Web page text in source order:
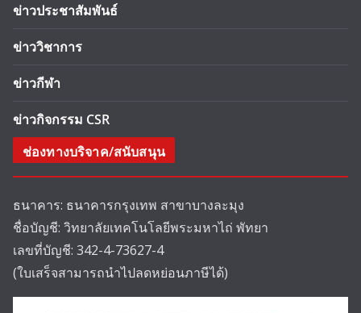
ข่าวประชาสัมพันธ์
ข่าววิชาการ
ข่าวกีฬา
ข่าวกิจกรรม CSR
ช่องทางบริจาค/สนับสนุน
ธนาคาร: ธนาคารกรุงเทพ สาขาบางละมุง
ชื่อบัญชี: วิทยาลัยเทคโนโลยีพระมหาไถ่ พัทยา
เลขที่บัญชี: 342-4-73627-4
(ใบเสร็จสามารถนำไปลดหย่อนภาษีได้)